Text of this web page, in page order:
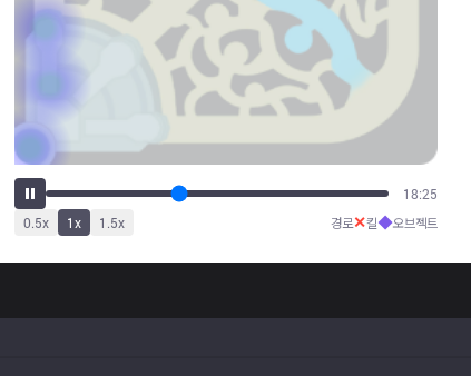
22:45
0.5x 1x 1.5x 경로✕킬◆오브젝트